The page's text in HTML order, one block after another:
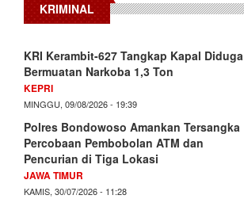
KRIMINAL
KRI Kerambit-627 Tangkap Kapal Diduga
Bermuatan Narkoba 1,3 Ton
KEPRI
MINGGU, 09/08/2026 - 19:39
Polres Bondowoso Amankan Tersangka
Percobaan Pembobolan ATM dan
Pencurian di Tiga Lokasi
JAWA TIMUR
KAMIS, 30/07/2026 - 11:28